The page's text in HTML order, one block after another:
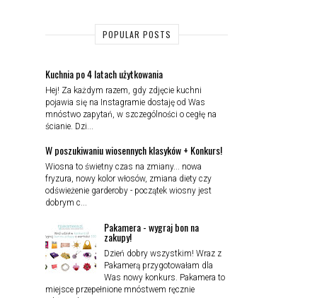
POPULAR POSTS
Kuchnia po 4 latach użytkowania
Hej! Za każdym razem, gdy zdjęcie kuchni
pojawia się na Instagramie dostaję od Was
mnóstwo zapytań, w szczególności o cegłę na
ścianie. Dzi...
W poszukiwaniu wiosennych klasyków + Konkurs!
Wiosna to świetny czas na zmiany... nowa
fryzura, nowy kolor włosów, zmiana diety czy
odświeżenie garderoby - początek wiosny jest
dobrym c...
Pakamera - wygraj bon na
zakupy!
Dzień dobry wszystkim! Wraz z
Pakamerą przygotowałam dla
Was nowy konkurs. Pakamera to
miejsce przepełnione mnóstwem ręcznie